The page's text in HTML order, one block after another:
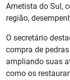
Ametista do Sul,
região,
O secretário
compra de
ampliando suas
como os